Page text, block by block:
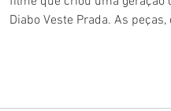
Diabo Veste Prada. As